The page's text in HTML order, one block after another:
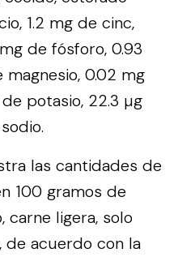
1.2 mg de cinc,
de fósforo, 0.93
0.02 mg
potasio, 22.3 µg
las cantidades de
100 gramos de
carne ligera, solo
de acuerdo con la